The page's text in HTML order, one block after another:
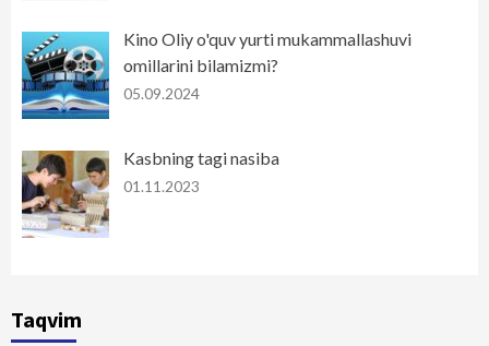
Kino Oliy o'quv yurti mukammallashuvi
omillarini bilamizmi?
05.09.2024
Kasbning tagi nasiba
01.11.2023
Taqvim